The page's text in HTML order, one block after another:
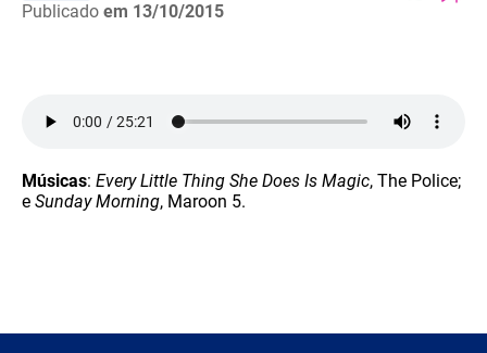
Publicado em 13/10/2015
Músicas: Every Little Thing She Does Is Magic, The Police;
e Sunday Morning, Maroon 5.